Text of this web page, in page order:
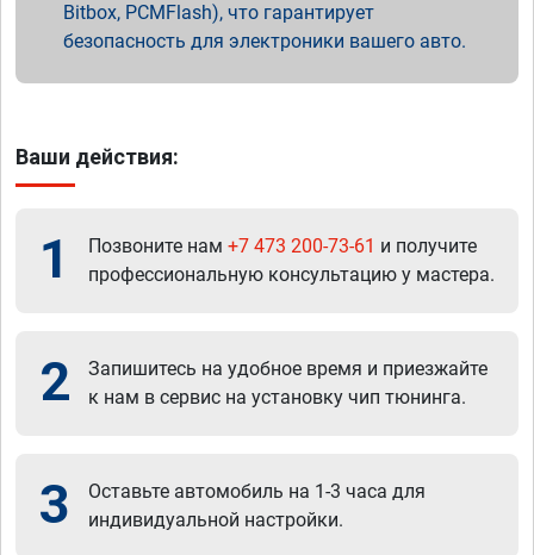
Bitbox, PCMFlash), что гарантирует
безопасность для электроники вашего авто.
Ваши действия:
1 Позвоните нам +7 473 200-73-61 и получите
профессиональную консультацию у мастера.
2
Запишитесь на удобное время и приезжайте
к нам в сервис на установку чип тюнинга.
3
Оставьте автомобиль на 1-3 часа для
индивидуальной настройки.